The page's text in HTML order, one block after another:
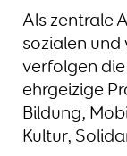
Als zentrale
sozialen
verfolgen
ehrgeizige
Bildung,
Kultur,